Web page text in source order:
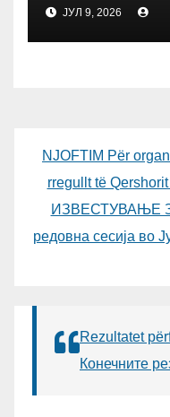
СОЈУЛ 9, 2026
NJOFTIM Për
rregullt të
ИЗВЕСТУВАЊЕ
редовна сесија во
Rezultatet
Конечните